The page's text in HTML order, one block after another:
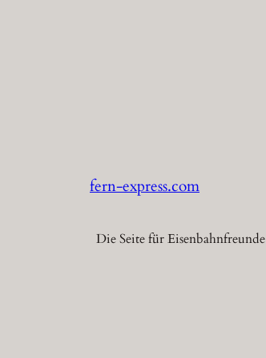
fern-express.com
Die Seite für Eisenbahnfreunde